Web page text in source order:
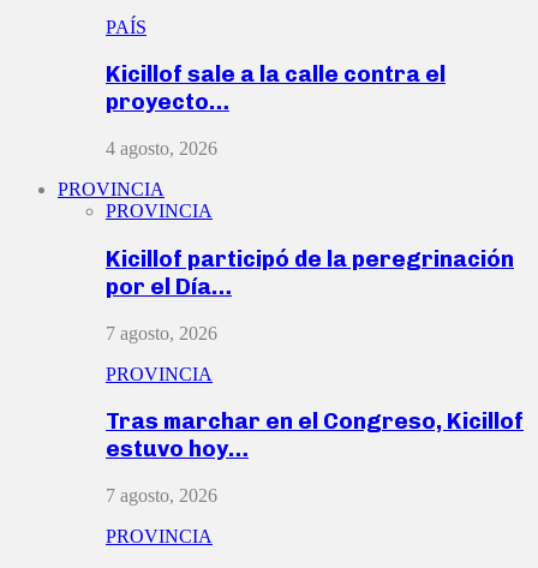
PAÍS
Kicillof sale a la calle contra el
proyecto…
4 agosto, 2026
PROVINCIA
PROVINCIA
Kicillof participó de la peregrinación
por el Día…
7 agosto, 2026
PROVINCIA
Tras marchar en el Congreso, Kicillof
estuvo hoy…
7 agosto, 2026
PROVINCIA